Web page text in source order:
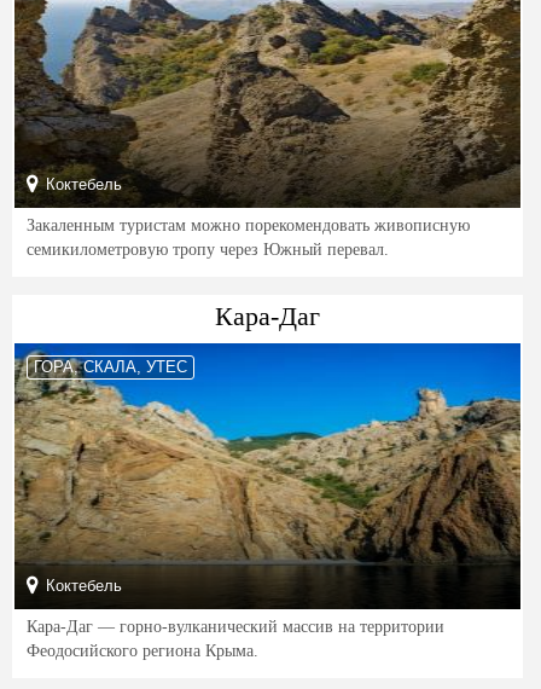
Коктебель
Закаленным туристам можно порекомендовать живописную
семикилометровую тропу через Южный перевал.
Кара-Даг
ГОРА, СКАЛА, УТЕС
Коктебель
Кара-Даг — горно-вулканический массив на территории
Феодосийского региона Крыма.